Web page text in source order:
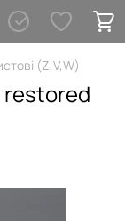
(Z,V,W)
restored